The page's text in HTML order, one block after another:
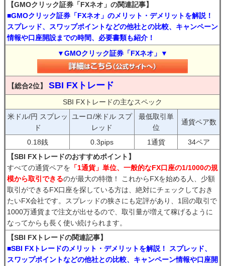
【GMOクリック証券「FXネオ」の関連記事】
■GMOクリック証券「FXネオ」のメリット・デメリットを解説！
スプレッド、スワップポイントなどの他社との比較、キャンペーン
情報や口座開設までの時間、必要書類も紹介！
▼GMOクリック証券「FXネオ」▼
【総合2位】 SBI FXトレード
SBI FXトレードの主なスペック
米ドル/円 スプレッ
ド
ユーロ/米ドル スプ
レッド
最低取引単
位
通貨ペア数
0.18銭 0.3pips 1通貨
34ペア
【SBI FXトレードのおすすめポイント】
すべての通貨ペアを 「1通貨」単位、一般的なFX口座の1/1000の規
模から取引できるのが最大の特徴！ これからFXを始める人、少額
取引ができるFX口座を探している方は、絶対にチェックしておき
たいFX会社です。スプレッドの狭さにも定評があり、1回の取引で
1000万通貨まで注文が出せるので、取引量が増えて稼げるように
なってからも長く使い続けられます。
【SBI FXトレードの関連記事】
■SBI FXトレードのメリット・デメリットを解説！ スプレッド、
スワップポイントなどの他社との比較、キャンペーン情報や口座開